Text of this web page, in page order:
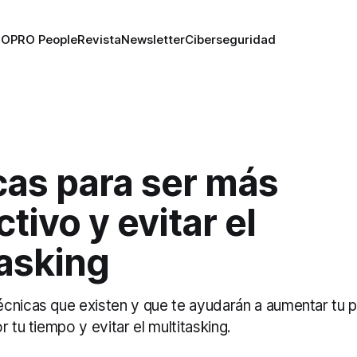
PRO PeopleRevistaNewsletterCiberseguridad
para ser más
y evitar el
que existen y que te ayudarán a aumentar tu
tu tiempo y evitar el multitasking.